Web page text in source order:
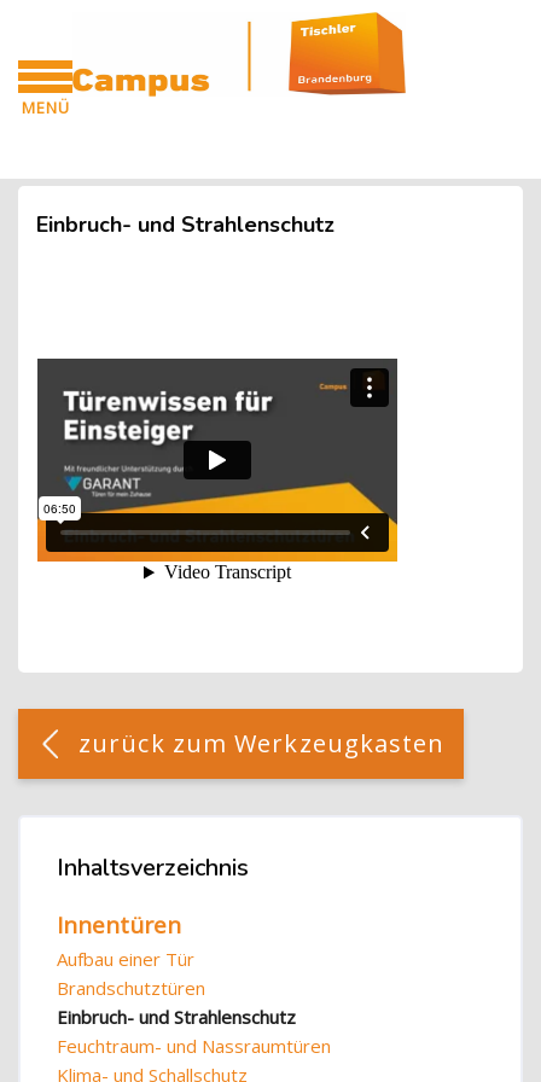
MENÜ
Zum Hauptinhalt
Blöcke
Blöcke
Einbruch- und Strahlenschutz
Blöcke
[Cocoon] Custom HTML überspringen
zurück zum Werkzeugkasten
Inhaltsverzeichnis überspringen
Inhaltsverzeichnis
Innentüren
Aufbau einer Tür
Brandschutztüren
Einbruch- und Strahlenschutz
Feuchtraum- und Nassraumtüren
Klima- und Schallschutz